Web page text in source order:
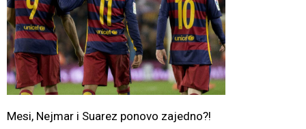
Mesi, Nejmar i Suarez ponovo zajedno?!